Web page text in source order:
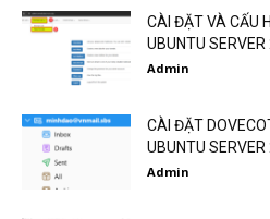
CÀI ĐẶT VÀ CẤU
UBUNTU SERVER
Admin
CÀI ĐẶT
UBUNTU SERVER
Admin